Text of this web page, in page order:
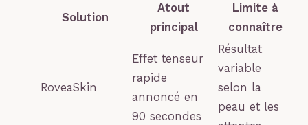
Solution
Atout
principal
Limite à
connaître
RoveaSkin
Effet tenseur
rapide
annoncé en
90 secondes
Résultat
variable
selon la
peau et les